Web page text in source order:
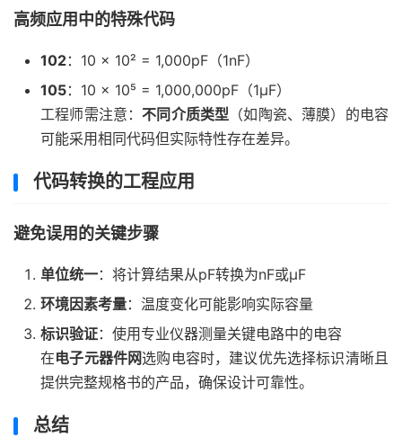
高频应用中的特殊代码
102：10 × 10² = 1,000pF（1nF）
105：10 × 10⁵ = 1,000,000pF（1μF）
工程师需注意：不同介质类型 （如陶瓷、薄膜）的电容
可能采用相同代码但实际特性存在差异。
代码转换的工程应用
避免误用的关键步骤
单位统一：将计算结果从pF转换为nF或μF
环境因素考量：温度变化可能影响实际容量
标识验证：使用专业仪器测量关键电路中的电容
在电子元器件网选购电容时，建议优先选择标识清晰且
提供完整规格书的产品，确保设计可靠性。
总结